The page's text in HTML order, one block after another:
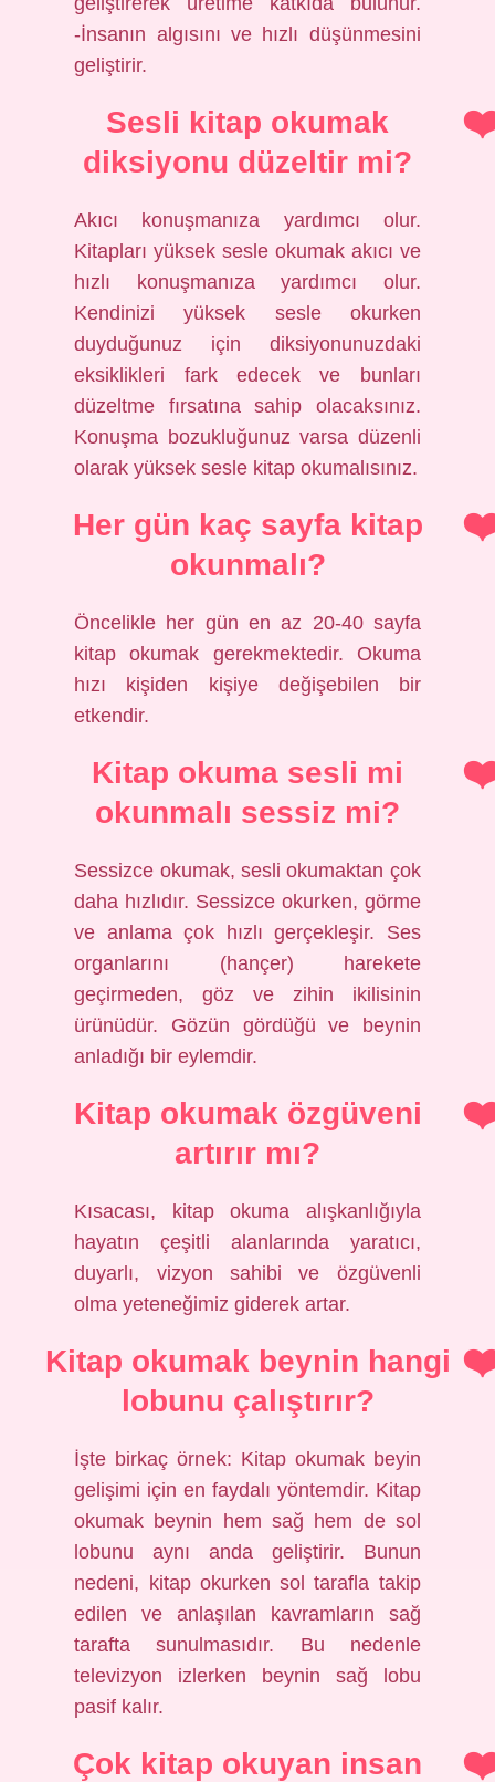
-İnsanın algısını ve hızlı düşünmesini
geliştirir.
Sesli kitap okumak
diksiyonu düzeltir mi?
Akıcı konuşmanıza yardımcı olur.
Kitapları yüksek sesle okumak akıcı ve
hızlı konuşmanıza yardımcı olur.
Kendinizi yüksek sesle okurken
duyduğunuz için diksiyonunuzdaki
eksiklikleri fark edecek ve bunları
düzeltme fırsatına sahip olacaksınız.
Konuşma bozukluğunuz varsa düzenli
olarak yüksek sesle kitap okumalısınız.
Her gün kaç sayfa kitap
okunmalı?
Öncelikle her gün en az 20-40 sayfa
kitap okumak gerekmektedir. Okuma
hızı kişiden kişiye değişebilen bir
etkendir.
Kitap okuma sesli mi
okunmalı sessiz mi?
Sessizce okumak, sesli okumaktan çok
daha hızlıdır. Sessizce okurken, görme
ve anlama çok hızlı gerçekleşir. Ses
organlarını (hançer) harekete
geçirmeden, göz ve zihin ikilisinin
ürünüdür. Gözün gördüğü ve beynin
anladığı bir eylemdir.
Kitap okumak özgüveni
artırır mı?
Kısacası, kitap okuma alışkanlığıyla
hayatın çeşitli alanlarında yaratıcı,
duyarlı, vizyon sahibi ve özgüvenli
olma yeteneğimiz giderek artar.
Kitap okumak beynin hangi
lobunu çalıştırır?
İşte birkaç örnek: Kitap okumak beyin
gelişimi için en faydalı yöntemdir. Kitap
okumak beynin hem sağ hem de sol
lobunu aynı anda geliştirir. Bunun
nedeni, kitap okurken sol tarafla takip
edilen ve anlaşılan kavramların sağ
tarafta sunulmasıdır. Bu nedenle
televizyon izlerken beynin sağ lobu
pasif kalır.
Çok kitap okuyan insan